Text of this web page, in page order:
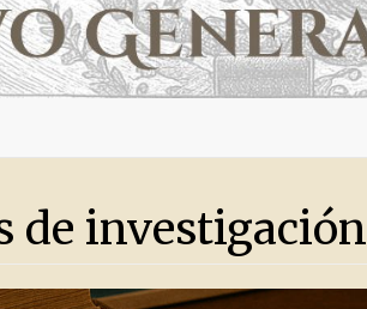
de investigación